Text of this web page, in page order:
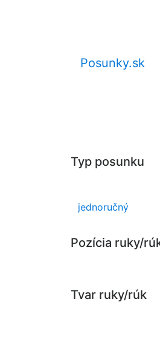
Posunky.sk
Typ posunku
jednoručný
Pozícia ruky/
Tvar ruky/rúk